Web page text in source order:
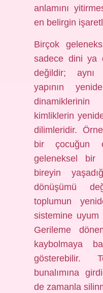
anlamını
en belirgin
Birçok
sadece dini ya
değildir; aynı
yapının
kimliklerin
dilimleridir.
bir çocuğun
geleneksel bir
bireyin
dönüşümü
toplumun
sistemine uyum
Gerileme
kaybolmaya
gösterebilir.
bunalımına
de zamanla